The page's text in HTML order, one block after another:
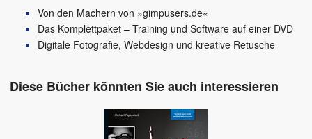
Von den Machern von »gimpusers.de«
Das Komplettpaket – Training und Software auf einer DVD
Digitale Fotografie, Webdesign und kreative Retusche
Diese Bücher könnten Sie auch interessieren